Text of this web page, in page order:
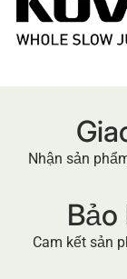
Nhận sản
Cam kết sản